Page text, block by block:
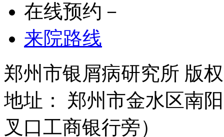
在线预约－
来院路线
郑州市银屑病研究所 版
地址： 郑州市金水区南
叉口工商银行旁）